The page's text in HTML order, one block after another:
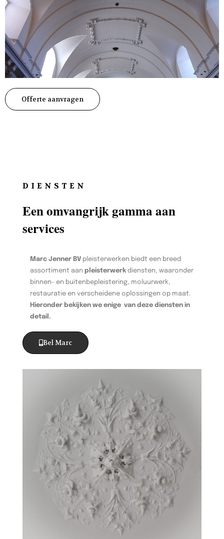
Offerte aanvragen
DIENSTEN
Een omvangrijk gamma aan
services
Marc Jenner BV pleisterwerken biedt een breed
assortiment aan pleisterwerk diensten, waaronder
binnen- en buitenbepleistering, moluurwerk,
restauratie en verscheidene oplossingen op maat.
Hieronder bekijken we enige van deze diensten in
detail.
Bel Marc